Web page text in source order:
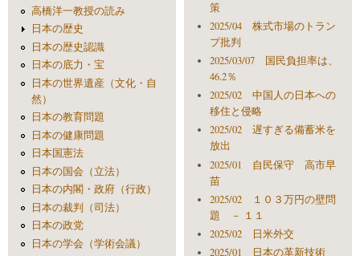
高橋洋一教授の読み
日本の歴史
日本の歴史認識
日本の底力・宝
日本の世界遺産（文化・自
然）
日本の教育問題
日本の健康問題
日本国憲法
日本の国会（立法）
日本の内閣・政府（行政）
日本の裁判（司法）
日本の政党
日本の学会（学術会議）
策
2025/04 株式市場のトラン
プ批判
2025/03/07 国民負担率は、
46.2％
2025/02 中国人の日本への
移住と侵略
2025/02 遅すぎる備蓄米を
放出
2025/01 自民保守 高市早
苗
2025/02 １０３万円の壁問
題 － １１
2025/02 日米外交
2025/01 日本の革新技術